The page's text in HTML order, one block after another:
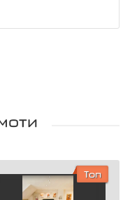
Топ